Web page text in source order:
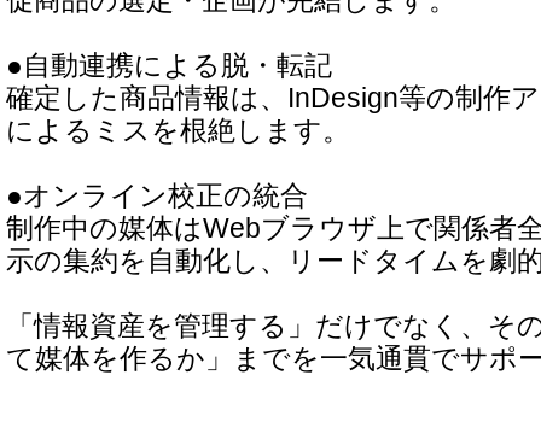
●自動連携による脱・転記
確定した商品情報は、InDesign等の制作
によるミスを根絶します。
●オンライン校正の統合
制作中の媒体はWebブラウザ上で関係者
示の集約を自動化し、リードタイムを劇
「情報資産を管理する」だけでなく、そ
て媒体を作るか」までを一気通貫でサポ